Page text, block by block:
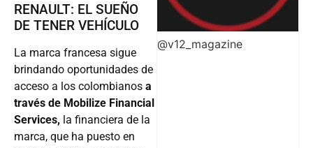
RENAULT: EL SUEÑO
DE TENER VEHÍCULO
La marca francesa sigue
brindando oportunidades de
acceso a los colombianos a
través de Mobilize Financial
Services, la financiera de la
marca, que ha puesto en
@v12_magazine